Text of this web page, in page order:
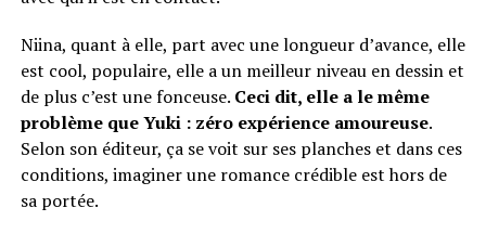
Niina, quant à elle, part avec une longueur d’avance, elle
est cool, populaire, elle a un meilleur niveau en dessin et
de plus c’est une fonceuse. Ceci dit, elle a le même
problème que Yuki : zéro expérience amoureuse.
Selon son éditeur, ça se voit sur ses planches et dans ces
conditions, imaginer une romance crédible est hors de
sa portée.